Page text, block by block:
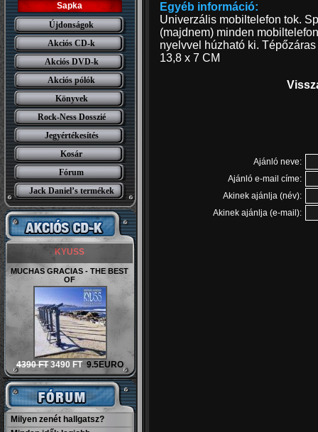
Sapka
Újdonságok
Akciós CD-k
Akciós DVD-k
Akciós pólók
Könyvek
Rock-Ness Dosszié
Jegyértékesítés
Kosár
Fórum
Jack Daniel’s termékek
KYUSS
MUCHAS GRACIAS - THE BEST
OF
4390 FT 3490 FT 9.5EURO
Milyen zenét hallgatsz?
Egyéb információ:
Univerzális mobiltelefon tok.
(majdnem) minden
nyelvvel húzható ki.
13,8 x 7 CM
Ajánló neve:
Ajánló e-mail címe:
Akinek ajánlja (név):
Akinek ajánlja (e-mail):